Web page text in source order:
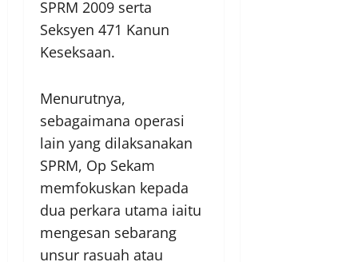
SPRM 2009 serta
Seksyen 471 Kanun
Keseksaan.
Menurutnya,
sebagaimana operasi
lain yang dilaksanakan
SPRM, Op Sekam
memfokuskan kepada
dua perkara utama iaitu
mengesan sebarang
unsur rasuah atau